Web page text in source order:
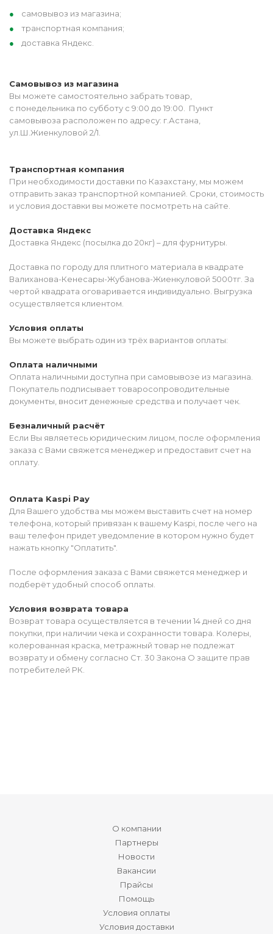
самовывоз из магазина;
транспортная компания;
доставка Яндекс.
Самовывоз из магазина
Вы можете самостоятельно забрать товар,
с понедельника по субботу с 9:00 до 19:00. Пункт
самовывоза расположен по адресу: г.Астана,
ул.Ш.Жиенкуловой 2/1.
Транспортная компания
При необходимости доставки по Казахстану, мы можем
отправить заказ транспортной компанией. Сроки, стоимость
и условия доставки вы можете посмотреть на сайте.
Доставка Яндекс
Доставка Яндекс (посылка до 20кг) – для фурнитуры.
Доставка по городу для плитного материала в квадрате
Валиханова-Кенесары-Жубанова-Жиенкуловой 5000тг. За
чертой квадрата оговаривается индивидуально. Выгрузка
осуществляется клиентом.
Условия оплаты
Вы можете выбрать один из трёх вариантов оплаты:
Оплата наличными
Оплата наличными доступна при самовывозе из магазина.
Покупатель подписывает товаросопроводительные
документы, вносит денежные средства и получает чек.
Безналичный расчёт
Если Вы являетесь юридическим лицом, после оформления
заказа с Вами свяжется менеджер и предоставит счет на
оплату.
Оплата Kaspi Pay
Для Вашего удобства мы можем выставить счет на номер
телефона, который привязан к вашему Kaspi, после чего на
ваш телефон придет уведомление в котором нужно будет
нажать кнопку "Оплатить".
После оформления заказа с Вами свяжется менеджер и
подберёт удобный способ оплаты.
Условия возврата товара
Возврат товара осуществляется в течении 14 дней со дня
покупки, при наличии чека и сохранности товара. Колеры,
колерованная краска, метражный товар не подлежат
возврату и обмену согласно Ст. 30 Закона О защите прав
потребителей РК.
О компании
Партнеры
Новости
Вакансии
Прайсы
Помощь
Условия оплаты
Условия доставки